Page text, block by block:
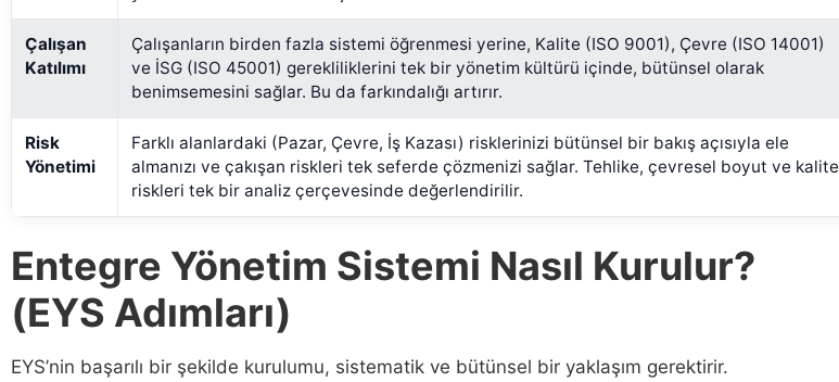
Çalışan
Katılımı
Çalışanların birden fazla sistemi öğrenmesi yerine, Kalite (ISO 9001), Çevre (ISO 14001)
ve İSG (ISO 45001) gerekliliklerini tek bir yönetim kültürü içinde, bütünsel olarak
benimsemesini sağlar. Bu da farkındalığı artırır.
Risk
Yönetimi
Farklı alanlardaki (Pazar, Çevre, İş Kazası) risklerinizi bütünsel bir bakış açısıyla ele
almanızı ve çakışan riskleri tek seferde çözmenizi sağlar. Tehlike, çevresel boyut ve kalite
riskleri tek bir analiz çerçevesinde değerlendirilir.
Entegre Yönetim Sistemi Nasıl Kurulur?
(EYS Adımları)
EYS’nin başarılı bir şekilde kurulumu, sistematik ve bütünsel bir yaklaşım gerektirir.